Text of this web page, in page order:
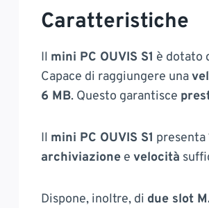
Caratteristiche
Il mini PC OUVIS S1 è dotato
Capace di raggiungere una
6 MB. Questo garantisce
Il mini PC OUVIS S1 presenta
archiviazione e velocità
Dispone, inoltre, di due slot